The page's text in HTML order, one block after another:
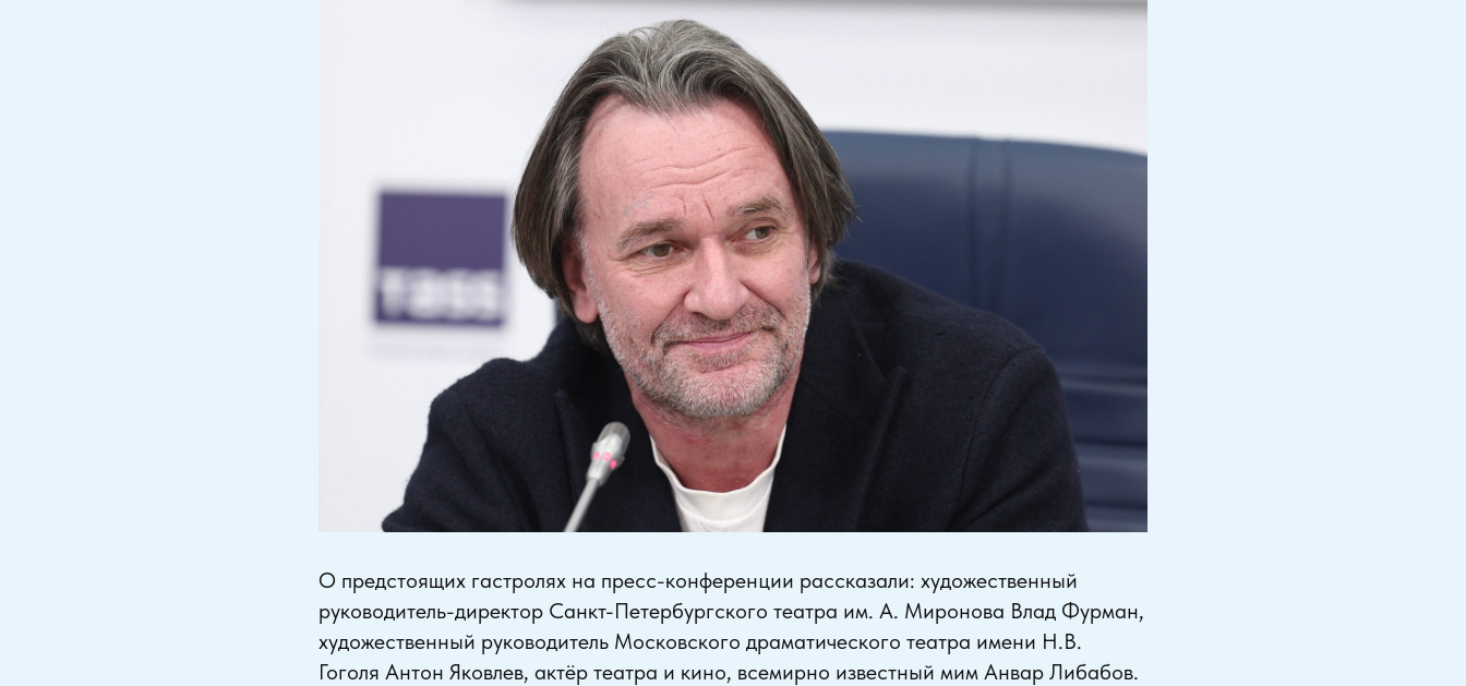
О предстоящих гастролях на пресс-конференции рассказали: художественный
руководитель-директор Санкт-Петербургского театра им. А. Миронова Влад Фурман,
художественный руководитель Московского драматического театра имени Н.В.
Гоголя Антон Яковлев, актёр театра и кино, всемирно известный мим Анвар Либабов.